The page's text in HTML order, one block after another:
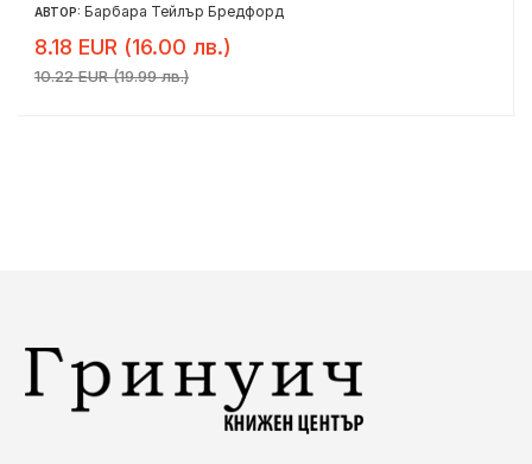
АВТОР: Барбара Тейлър Бредфорд
8.18 EUR (16.00 лв.)
10.22 EUR (19.99 лв.)